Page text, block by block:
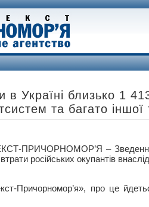
в Україні близько 1
та багато іншої
ПРИЧОРНОМОР’Я – Зведення
російських окупантів
Причорномор’я», про це